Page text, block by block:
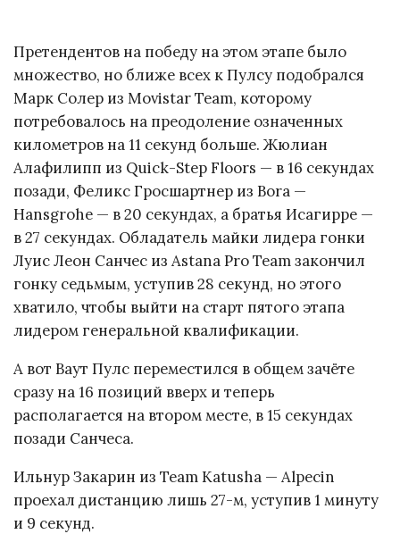
Претендентов на победу на этом этапе было
множество, но ближе всех к Пулсу подобрался
Марк Солер из Movistar Team, которому
потребовалось на преодоление означенных
километров на 11 секунд больше. Жюлиан
Алафилипп из Quick-Step Floors — в 16 секундах
позади, Феликс Гросшартнер из Bora —
Hansgrohe — в 20 секундах, а братья Исагирре —
в 27 секундах. Обладатель майки лидера гонки
Луис Леон Санчес из Astana Pro Team закончил
гонку седьмым, уступив 28 секунд, но этого
хватило, чтобы выйти на старт пятого этапа
лидером генеральной квалификации.
А вот Ваут Пулс переместился в общем зачёте
сразу на 16 позиций вверх и теперь
располагается на втором месте, в 15 секундах
позади Санчеса.
Ильнур Закарин из Team Katusha — Alpecin
проехал дистанцию лишь 27-м, уступив 1 минуту
и 9 секунд.